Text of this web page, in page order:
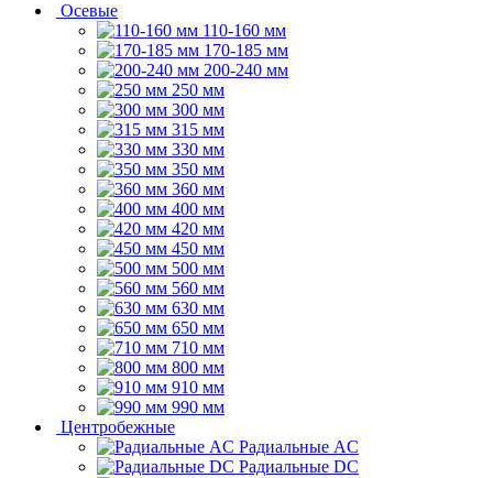
Осевые
110-160 мм
170-185 мм
200-240 мм
250 мм
300 мм
315 мм
330 мм
350 мм
360 мм
400 мм
420 мм
450 мм
500 мм
560 мм
630 мм
650 мм
710 мм
800 мм
910 мм
990 мм
Центробежные
Радиальные AC
Радиальные DC